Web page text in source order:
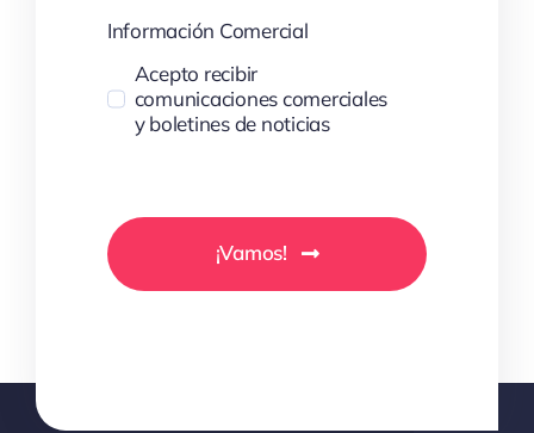
Información Comercial
Acepto recibir
comunicaciones comerciales
y boletines de noticias
¡Vamos!